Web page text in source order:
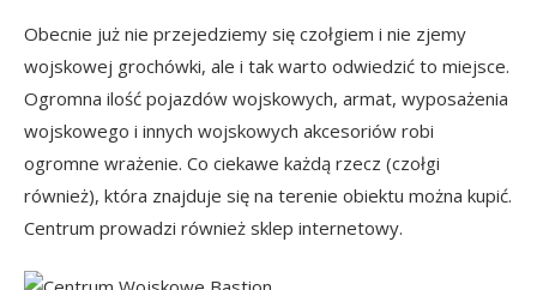
Obecnie już nie przejedziemy się czołgiem i nie zjemy
wojskowej grochówki, ale i tak warto odwiedzić to miejsce.
Ogromna ilość pojazdów wojskowych, armat, wyposażenia
wojskowego i innych wojskowych akcesoriów robi
ogromne wrażenie. Co ciekawe każdą rzecz (czołgi
również), która znajduje się na terenie obiektu można kupić.
Centrum prowadzi również sklep internetowy.